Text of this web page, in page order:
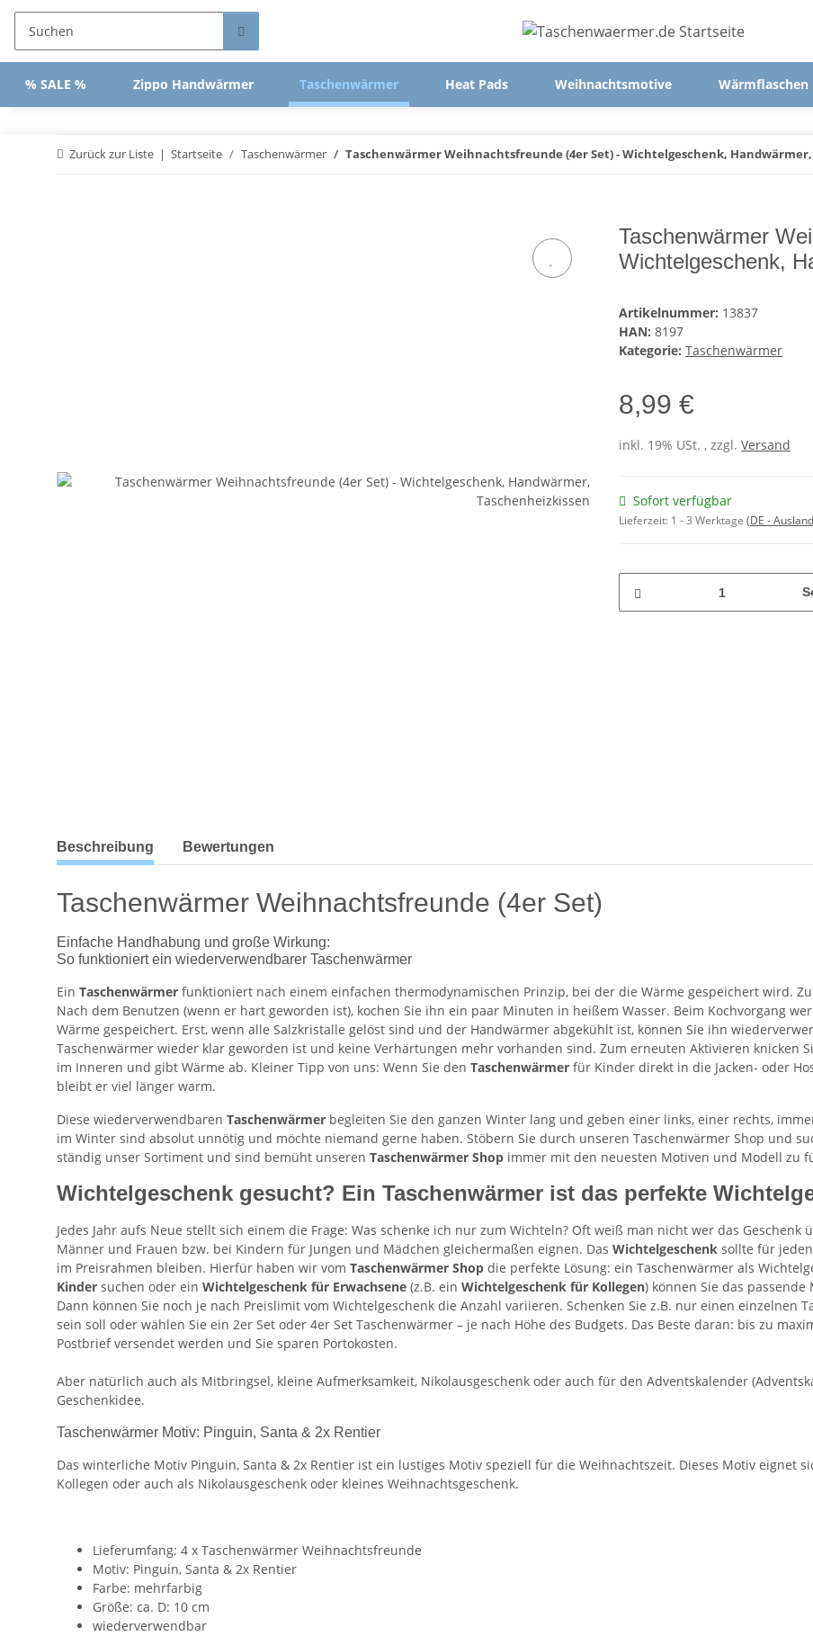
% SALE % Zippo Handwärmer Taschenwärmer Heat Pads Weihnachtsmotive Wärmflaschen
Zurück zur Liste Startseite Taschenwärmer Taschenwärmer Weihnachtsfreunde (4er Set) - Wichtelgeschenk,
Taschenwärmer
Wichtelgeschenk,
Artikelnummer: 13837
HAN: 8197
Kategorie: Taschenwärmer
8,99 €
inkl. 19% USt. , zzgl. Versand
Sofort verfügbar
Lieferzeit: 1 - 3 Werktage (DE -
weitere Registerkarten anzeigen
Beschreibung Bewertungen
Taschenwärmer Weihnachtsfreunde (4er Set)
Einfache Handhabung und große Wirkung:
So funktioniert ein wiederverwendbarer Taschenwärmer
Ein Taschenwärmer funktioniert nach einem einfachen thermodynamischen Prinzip, bei der die Wärme gespeichert wird.
Nach dem Benutzen (wenn er hart geworden ist), kochen Sie ihn ein paar Minuten in heißem Wasser. Beim Kochvorgang
Wärme gespeichert. Erst, wenn alle Salzkristalle gelöst sind und der Handwärmer abgekühlt ist, können Sie ihn
Taschenwärmer wieder klar geworden ist und keine Verhärtungen mehr vorhanden sind. Zum erneuten Aktivieren knicken
im Inneren und gibt Wärme ab. Kleiner Tipp von uns: Wenn Sie den Taschenwärmer für Kinder direkt in die Jacken- oder
bleibt er viel länger warm.
Diese wiederverwendbaren Taschenwärmer begleiten Sie den ganzen Winter lang und geben einer links, einer rechts,
im Winter sind absolut unnötig und möchte niemand gerne haben. Stöbern Sie durch unseren Taschenwärmer Shop und
ständig unser Sortiment und sind bemüht unseren Taschenwärmer Shop immer mit den neuesten Motiven und Modell zu
Wichtelgeschenk gesucht? Ein Taschenwärmer ist das perfekte
Jedes Jahr aufs Neue stellt sich einem die Frage: Was schenke ich nur zum Wichteln? Oft weiß man nicht wer das
Männer und Frauen bzw. bei Kindern für Jungen und Mädchen gleichermaßen eignen. Das Wichtelgeschenk sollte für
im Preisrahmen bleiben. Hierfür haben wir vom Taschenwärmer Shop die perfekte Lösung: ein Taschenwärmer als
Kinder suchen oder ein Wichtelgeschenk für Erwachsene (z.B. ein Wichtelgeschenk für Kollegen) können Sie das
Dann können Sie noch je nach Preislimit vom Wichtelgeschenk die Anzahl variieren. Schenken Sie z.B. nur einen einzelnen
sein soll oder wählen Sie ein 2er Set oder 4er Set Taschenwärmer – je nach Höhe des Budgets. Das Beste daran: bis zu
Postbrief versendet werden und Sie sparen Portokosten.
Aber natürlich auch als Mitbringsel, kleine Aufmerksamkeit, Nikolausgeschenk oder auch für den Adventskalender
Geschenkidee.
Taschenwärmer Motiv: Pinguin, Santa & 2x Rentier
Das winterliche Motiv Pinguin, Santa & 2x Rentier ist ein lustiges Motiv speziell für die Weihnachtszeit. Dieses Motiv eignet
Kollegen oder auch als Nikolausgeschenk oder kleines Weihnachtsgeschenk.
Lieferumfang: 4 x Taschenwärmer Weihnachtsfreunde
Motiv: Pinguin, Santa & 2x Rentier
Farbe: mehrfarbig
Größe: ca. D: 10 cm
wiederverwendbar